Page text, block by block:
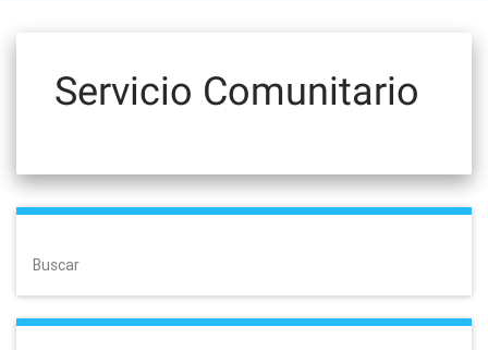
Servicio Comunitario
Buscar